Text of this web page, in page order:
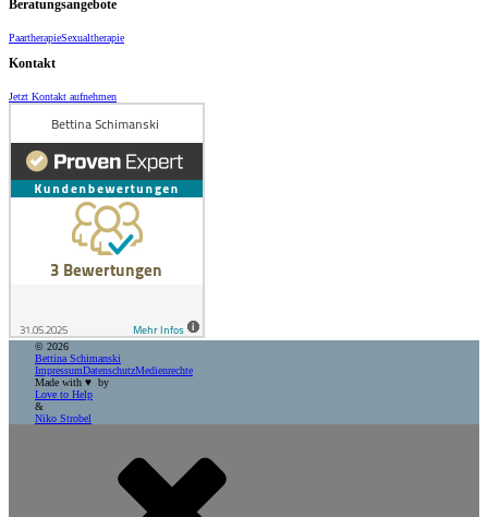
Beratungs­angebote
PaartherapieSexualtherapie
Kontakt
Jetzt Kontakt aufnehmen
© 2026
Bettina Schimanski
ImpressumDatenschutzMedienrechte
Made with ♥ by
Love to Help
&
Niko Strobel